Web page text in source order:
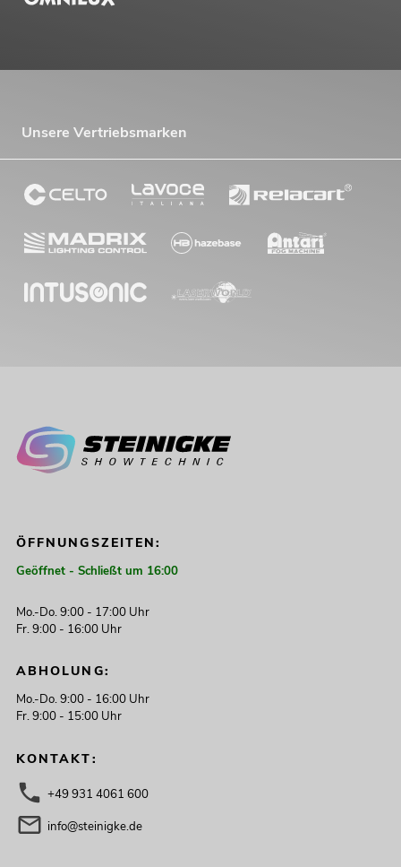
Unsere Vertriebsmarken
ÖFFNUNGSZEITEN:
Geöffnet - Schließt um 16:00
Mo.-Do. 9:00 - 17:00 Uhr
Fr. 9:00 - 16:00 Uhr
ABHOLUNG:
Mo.-Do. 9:00 - 16:00 Uhr
Fr. 9:00 - 15:00 Uhr
KONTAKT:
+49 931 4061 600
info@steinigke.de